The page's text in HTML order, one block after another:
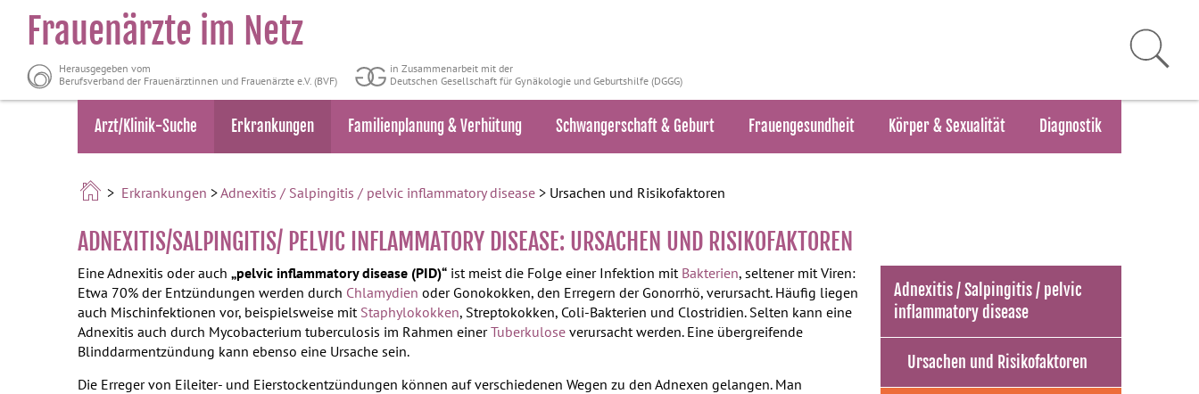
Frauenärzte im Netz
Herausgegeben vom
Berufsverband der Frauenärztinnen und Frauenärzte e.V. (BVF)
in Zusammenarbeit mit der
Deutschen Gesellschaft für Gynäkologie und Geburtshilfe (DGGG)
Arzt/Klinik-Suche Erkrankungen Familienplanung & Verhütung Schwangerschaft & Geburt Frauengesundheit Körper & Sexualität Diagnostik
> Erkrankungen >Adnexitis / Salpingitis / pelvic inflammatory disease > Ursachen und Risikofaktoren
Adnexitis / Salpingitis / pelvic
inflammatory disease
Ursachen und Risikofaktoren
ADNEXITIS/SALPINGITIS/ PELVIC INFLAMMATORY DISEASE: URSACHEN UND RISIKOFAKTOREN
Eine Adnexitis oder auch „pelvic inflammatory disease (PID)“ ist meist die Folge einer Infektion mit Bakterien, seltener mit Viren:
Etwa 70% der Entzündungen werden durch Chlamydien oder Gonokokken, den Erregern der Gonorrhö, verursacht. Häufig liegen
auch Mischinfektionen vor, beispielsweise mit Staphylokokken, Streptokokken, Coli-Bakterien und Clostridien. Selten kann eine
Adnexitis auch durch Mycobacterium tuberculosis im Rahmen einerTuberkulose verursacht werden. Eine übergreifende
Blinddarmentzündung kann ebenso eine Ursache sein.
Die Erreger von Eileiter- und Eierstockentzündungen können auf verschiedenen Wegen zu den Adnexen gelangen. Man